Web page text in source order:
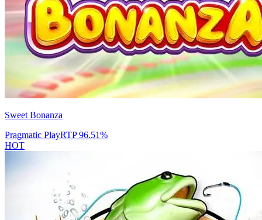
Sweet Bonanza
Pragmatic PlayRTP96.51%
HOT